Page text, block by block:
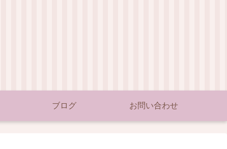
ブログ お問い合わせ